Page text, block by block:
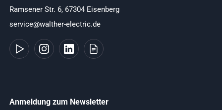
Ramsener Str. 6, 67304 Eisenberg
service@walther-electric.de
Anmeldung zum Newsletter